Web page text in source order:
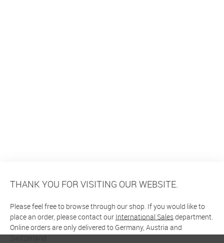
THANK YOU FOR VISITING OUR WEBSITE.
Please feel free to browse through our shop. If you would like to
place an order, please contact our International Salesdepartment.
Online orders are only delivered to Germany, Austria and
Switzerland